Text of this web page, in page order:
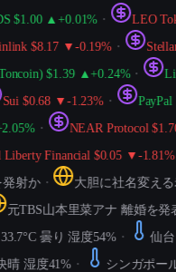
▲+0.01%・ LEO
$8.17 ▼-0.19%・ Stellar
$1.39 ▲+0.24%・
$0.68 ▼-1.23%・ PayPal
・ NEAR Protocol $1.70
Financial $0.05 ▼-1.81%・
か・ 大胆に社名変える老
山本里菜アナ 離婚を発表・
曇り 湿度54%・ 仙台
湿度41%・ シンガポール